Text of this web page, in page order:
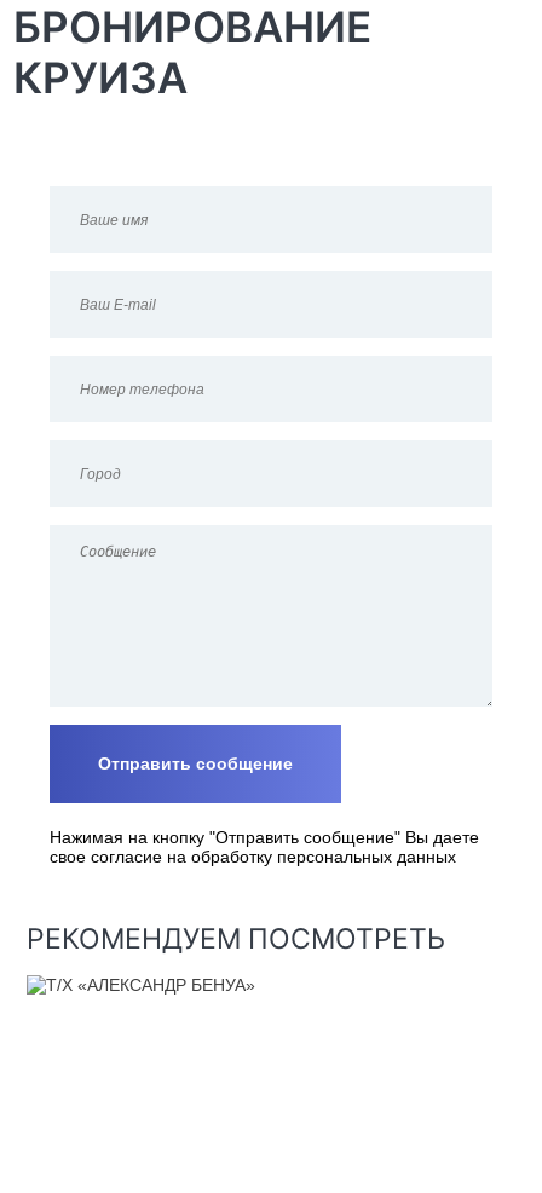
БРОНИРОВАНИЕ
КРУИЗА
Нажимая на кнопку "Отправить сообщение" Вы даете
свое согласие на обработку персональных данных
РЕКОМЕНДУЕМ ПОСМОТРЕТЬ